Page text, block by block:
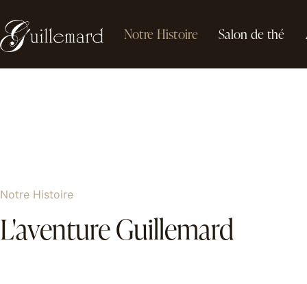
Notre Histoire Salon de thé
Notre Histoire
Notre Histoire
L'aventure Guillemard